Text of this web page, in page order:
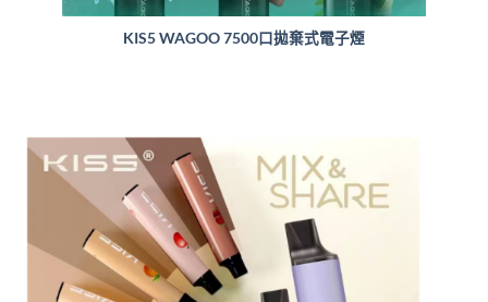
KIS5 WAGOO 7500口拋棄式電子煙